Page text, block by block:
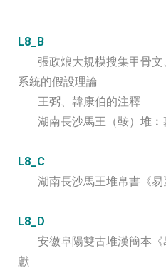
L8_B
張政烺大規模搜集甲骨
系統的假設理論
王弼、韓康伯的注釋
湖南長沙馬王（鞍）堆︰
L8_C
湖南長沙馬王堆帛書《
L8_D
安徽阜陽雙古堆漢簡本
獻